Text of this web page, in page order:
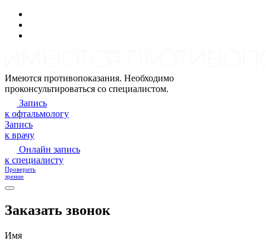
Имеются противопоказания. Необходимо
проконсультироваться со специалистом.
Запись
к офтальмологу
Запись
к врачу
Онлайн запись
к специалисту
Проверить
зрение
Заказать звонок
Имя